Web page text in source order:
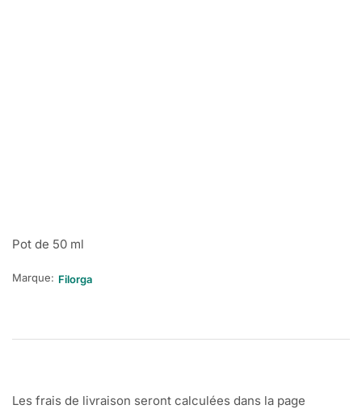
Pot de 50 ml
Marque: Filorga
Les frais de livraison seront calculées dans la page